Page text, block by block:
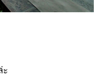
ะ